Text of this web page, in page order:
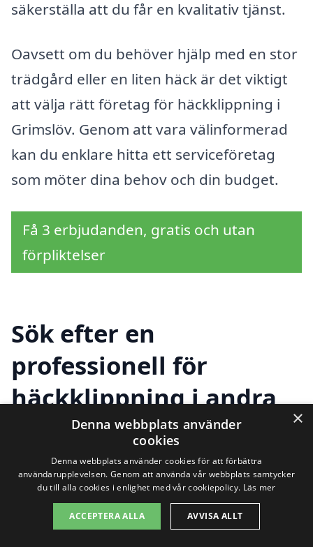
säkerställa att du får en kvalitativ tjänst.
Oavsett om du behöver hjälp med en stor
trädgård eller en liten häck är det viktigt
att välja rätt företag för häckklippning i
Grimslöv. Genom att vara välinformerad
kan du enklare hitta ett serviceföretag
som möter dina behov och din budget.
Få 3 erbjudanden, gratis och utan
förpliktelser
Sök efter en
professionell för
häckklippning i andra
städer nära Grimslöv
Att hitta rätt hjälp förhäckklippning i
Grimslövär viktigt för att säkerställa att
din trädgård ser prydlig och välvårdad ut.
×
Denna webbplats använder
cookies
Denna webbplats använder cookies för att förbättra
användarupplevelsen. Genom att använda vår webbplats samtycker
du till alla cookies i enlighet med vår cookiepolicy. Läs mer
ACCEPTERA ALLA AVVISA ALLT